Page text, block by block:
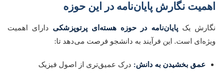
اهمیت نگارش پایان‌نامه در این حوزه
نگارش یک پایان‌نامه در حوزه هسته‌ای پرتوپزشکی دارای اهمیت
ویژه‌ای است. این فرآیند به دانشجو فرصت می‌دهد تا:
عمق بخشیدن به دانش: درک عمیق‌تری از اصول فیزیک